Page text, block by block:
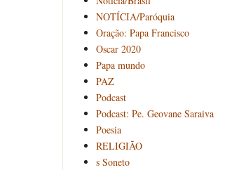
NOTÍCIA/Paróquia
Oração: Papa Francisco
Oscar 2020
Papa mundo
PAZ
Podcast
Podcast: Pe. Geovane Saraiva
Poesia
RELIGIÃO
s Soneto